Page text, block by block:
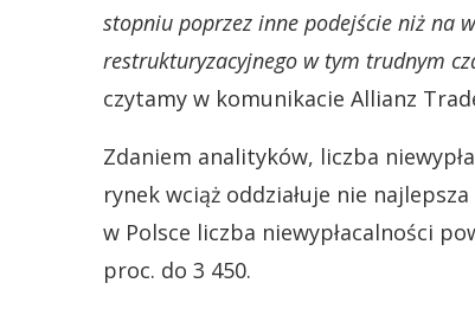
stopniu poprzez inne podejście niż na
restrukturyzacyjnego w tym trudnym
czytamy w komunikacie Allianz
Zdaniem analityków, liczba
rynek wciąż oddziałuje nie
w Polsce liczba niewypłacalności
proc. do 3 450.